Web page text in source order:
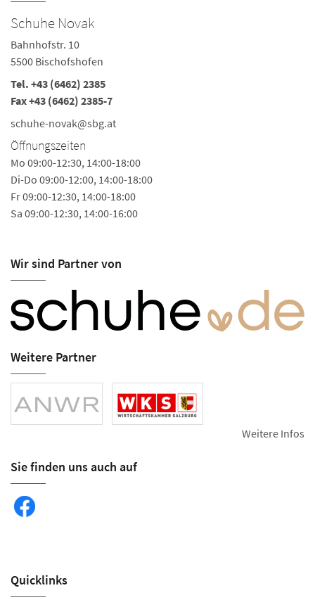
Schuhe Novak
Bahnhofstr. 10
5500 Bischofshofen
Tel. +43 (6462) 2385
Fax +43 (6462) 2385-7
schuhe-novak@sbg.at
Öffnungszeiten
Mo 09:00-12:30, 14:00-18:00
Di-Do 09:00-12:00, 14:00-18:00
Fr 09:00-12:30, 14:00-18:00
Sa 09:00-12:30, 14:00-16:00
Wir sind Partner von
Weitere Partner
Weitere Infos
Sie finden uns auch auf
Quicklinks